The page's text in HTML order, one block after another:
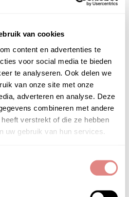
van cookies
content en advertenties te
voor social media te bieden
te analyseren. Ook delen we
van onze site met onze
adverteren en analyse. Deze
combineren met andere
verstrekt of die ze hebben
uw gebruik van hun services.
onderdeel vanPUUR
Skin